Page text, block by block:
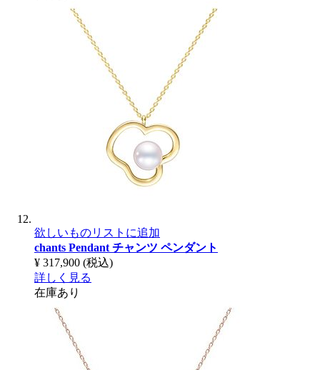
欲しいものリストに追加
chants Pendant チャンツ ペンダント
¥ 317,900 (税込)
詳しく見る
在庫あり